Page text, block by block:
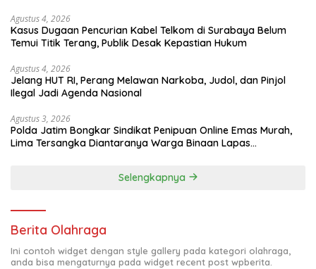
Agustus 4, 2026
Kasus Dugaan Pencurian Kabel Telkom di Surabaya Belum
Temui Titik Terang, Publik Desak Kepastian Hukum
Agustus 4, 2026
Jelang HUT RI, Perang Melawan Narkoba, Judol, dan Pinjol
Ilegal Jadi Agenda Nasional
Agustus 3, 2026
Polda Jatim Bongkar Sindikat Penipuan Online Emas Murah,
Lima Tersangka Diantaranya Warga Binaan Lapas
Selengkapnya
Berita Olahraga
Ini contoh widget dengan style gallery pada kategori olahraga,
anda bisa mengaturnya pada widget recent post wpberita.